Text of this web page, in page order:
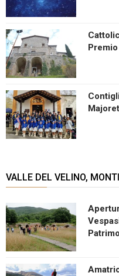
VALLE DEL VELINO,